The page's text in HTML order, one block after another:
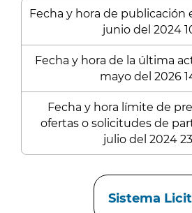
Fecha y hora de publicación
junio del 2024
Fecha y hora de la última
mayo del 2026
Fecha y hora límite de
ofertas o solicitudes de
julio del 2024
Sistema